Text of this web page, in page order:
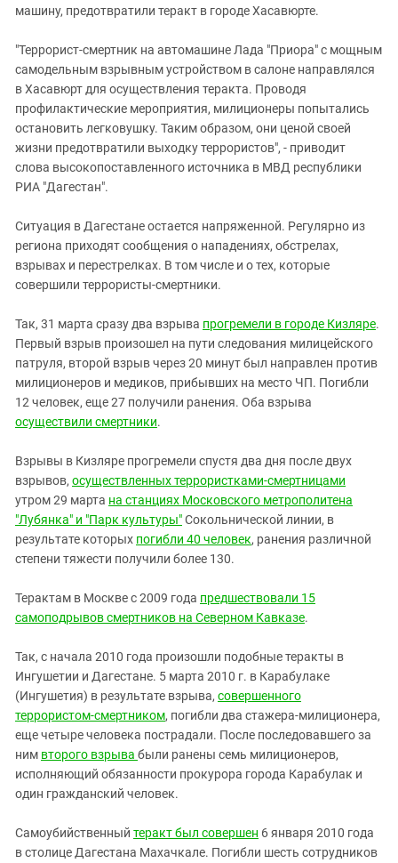
машину, предотвратили теракт в городе Хасавюрте.
"Террорист-смертник на автомашине Лада "Приора" с мощным
самодельным взрывным устройством в салоне направлялся
в Хасавюрт для осуществления теракта. Проводя
профилактические мероприятия, милиционеры попытались
остановить легковушку. Таким образом, они ценой своей
жизни предотвратили выходку террористов", - приводит
слова высокопоставленного источника в МВД республики
РИА "Дагестан".
Ситуация в Дагестане остается напряженной. Регулярно из
региона приходят сообщения о нападениях, обстрелах,
взрывах и перестрелках. В том числе и о тех, которые
совершили террористы-смертники.
Так, 31 марта сразу два взрыва прогремели в городе Кизляре.
Первый взрыв произошел на пути следования милицейского
патруля, второй взрыв через 20 минут был направлен против
милиционеров и медиков, прибывших на место ЧП. Погибли
12 человек, еще 27 получили ранения. Оба взрыва
осуществили смертники.
Взрывы в Кизляре прогремели спустя два дня после двух
взрывов, осуществленных террористками-смертницами
утром 29 марта на станциях Московского метрополитена
"Лубянка" и "Парк культуры"Сокольнической линии, в
результате которых погибли 40 человек, ранения различной
степени тяжести получили более 130.
Терактам в Москве с 2009 года предшествовали 15
самоподрывов смертников на Северном Кавказе.
Так, с начала 2010 года произошли подобные теракты в
Ингушетии и Дагестане. 5 марта 2010 г. в Карабулаке
(Ингушетия) в результате взрыва, совершенного
террористом-смертником, погибли два стажера-милиционера,
еще четыре человека пострадали. После последовавшего за
ним второго взрыва были ранены семь милиционеров,
исполняющий обязанности прокурора города Карабулак и
один гражданский человек.
Самоубийственный теракт был совершен 6 января 2010 года
в столице Дагестана Махачкале. Погибли шесть сотрудников